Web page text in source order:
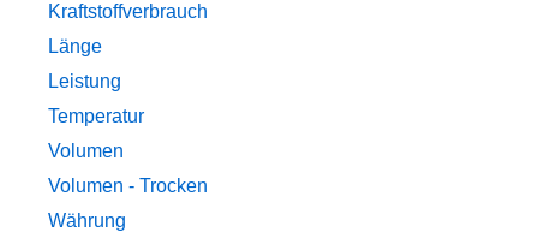
Kraftstoffverbrauch
Länge
Leistung
Temperatur
Volumen
Volumen - Trocken
Währung